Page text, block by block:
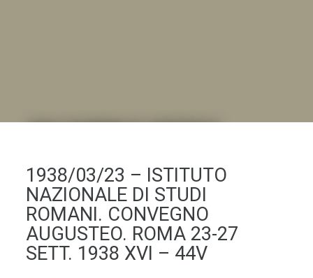
.LA "VITA DELL'ISTITUTO" ATTRAVERSO LE IMMAGINI
1938/03/23 – ISTITUTO
NAZIONALE DI STUDI
ROMANI. CONVEGNO
AUGUSTEO. ROMA 23-27
SETT. 1938 XVI – 44V